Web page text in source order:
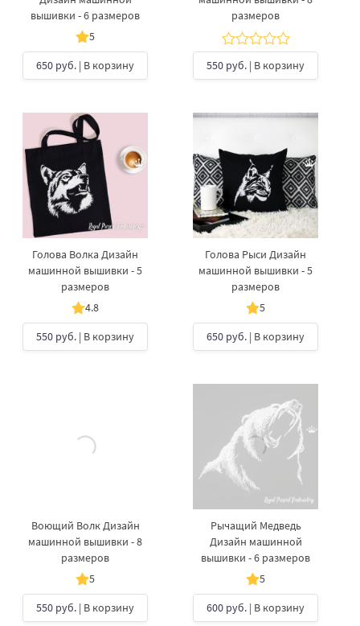
вышивки - 6 размеров
5
650 руб. | В корзину
размеров
550 руб. | В корзину
Голова Волка Дизайн
машинной вышивки - 5
размеров
4.8
550 руб. | В корзину
Голова Рыси Дизайн
машинной вышивки - 5
размеров
5
650 руб. | В корзину
Воющий Волк Дизайн
машинной вышивки - 8
размеров
5
550 руб. | В корзину
Рычащий Медведь
Дизайн машинной
вышивки - 6 размеров
5
600 руб. | В корзину